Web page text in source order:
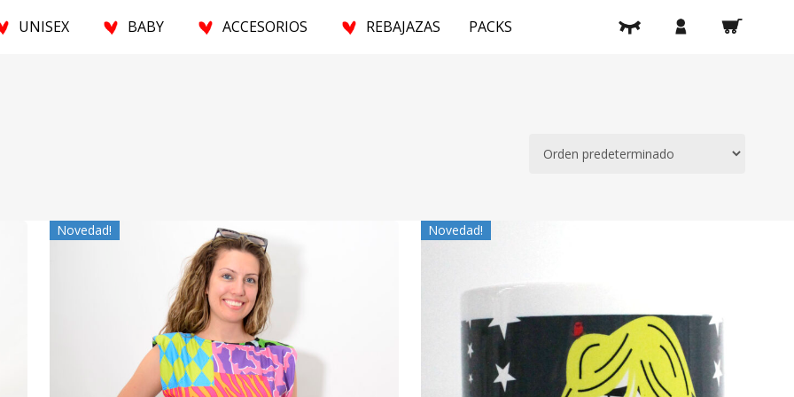
UNISEX BABY ACCESORIOS REBAJAZAS PACKS buscarcuenta
Novedad! Novedad!